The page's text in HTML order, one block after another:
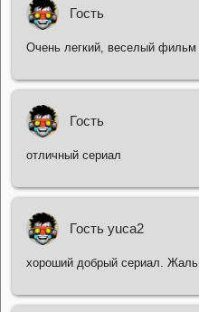
Гость
Очень легкий, веселый
Гость
отличный сериал
Гость yuca2
хороший добрый сериал.